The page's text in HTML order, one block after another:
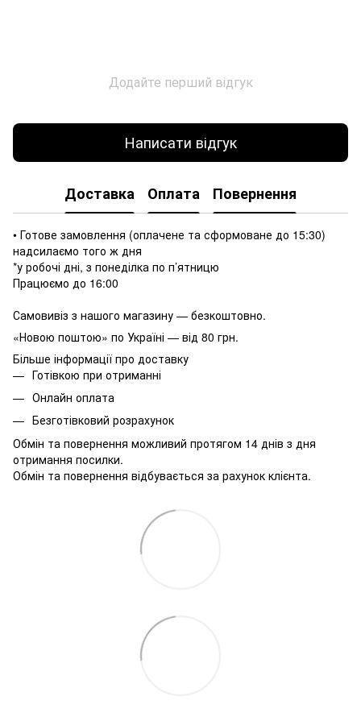
Додайте перший відгук
Написати відгук
Доставка Оплата Повернення
• Готове замовлення (оплачене та сформоване до 15:30)
надсилаємо того ж дня
*у робочі дні, з понеділка по п’ятницю
Працюємо до 16:00
Самовивіз з нашого магазину — безкоштовно.
«Новою поштою» по Україні — від 80 грн.
Більше інформації про доставку
Готівкою при отриманні
Онлайн оплата
Безготівковий розрахунок
Обмін та повернення можливий протягом 14 днів з дня
отримання посилки.
Обмін та повернення відбувається за рахунок клієнта.